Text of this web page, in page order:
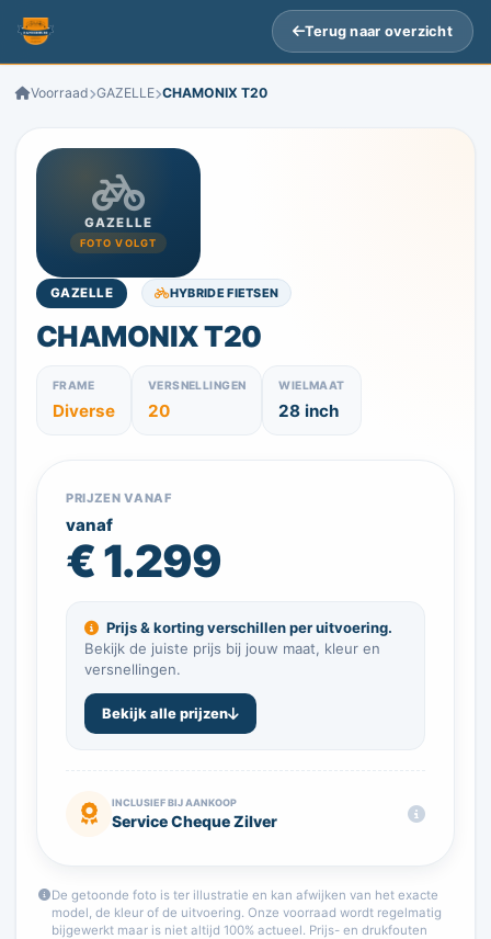
Terug naar overzicht
Voorraad GAZELLE CHAMONIX T20
GAZELLE
FOTO VOLGT
GAZELLE HYBRIDE FIETSEN
CHAMONIX T20
FRAME
Diverse
VERSNELLINGEN
20
WIELMAAT
28 inch
PRIJZEN VANAF
vanaf
€ 1.299
Prijs & korting verschillen per uitvoering.
Bekijk de juiste prijs bij jouw maat, kleur en
versnellingen.
Bekijk alle prijzen
INCLUSIEF BIJ AANKOOP
Service Cheque Zilver
De getoonde foto is ter illustratie en kan afwijken van het exacte
model, de kleur of de uitvoering. Onze voorraad wordt regelmatig
bijgewerkt maar is niet altijd 100% actueel. Prijs- en drukfouten